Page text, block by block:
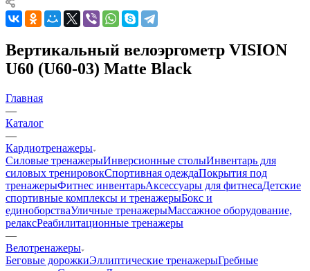
Вертикальный велоэргометр VISION
U60 (U60-03) Matte Black
Главная
—
Каталог
—
Кардиотренажеры
Силовые тренажерыИнверсионные столыИнвентарь для
силовых тренировокСпортивная одеждаПокрытия под
тренажерыФитнес инвентарьАксессуары для фитнесаДетские
спортивные комплексы и тренажерыБокс и
единоборстваУличные тренажерыМассажное оборудование,
релаксРеабилитационные тренажеры
—
Велотренажеры
Беговые дорожкиЭллиптические тренажерыГребные